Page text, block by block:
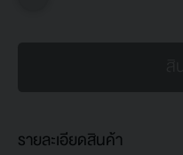
รายละเอียดสินค้า